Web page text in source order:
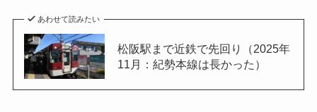
あわせて読みたい
松阪駅まで近鉄で先回り（2025年
11月：紀勢本線は長かった）